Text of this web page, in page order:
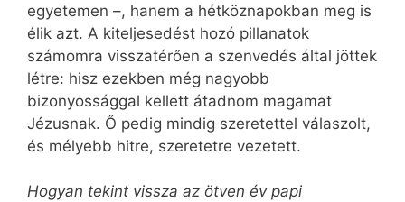
egyetemen –, hanem a hétköznapokban meg is
élik azt. A kiteljesedést hozó pillanatok
számomra visszatérően a szenvedés által jöttek
létre: hisz ezekben még nagyobb
bizonyossággal kellett átadnom magamat
Jézusnak. Ő pedig mindig szeretettel válaszolt,
és mélyebb hitre, szeretetre vezetett.
Hogyan tekint vissza az ötven év papi